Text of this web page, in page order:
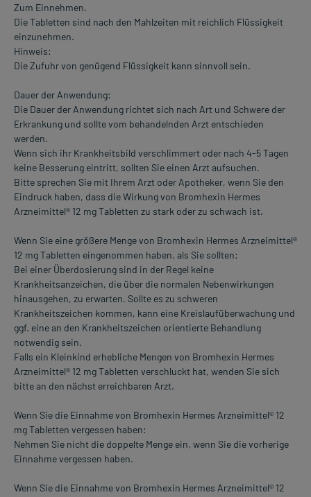
Zum Einnehmen.
Die Tabletten sind nach den Mahlzeiten mit reichlich Flüssigkeit
einzunehmen.
Hinweis:
Die Zufuhr von genügend Flüssigkeit kann sinnvoll sein.
Dauer der Anwendung:
Die Dauer der Anwendung richtet sich nach Art und Schwere der
Erkrankung und sollte vom behandelnden Arzt entschieden
werden.
Wenn sich ihr Krankheitsbild verschlimmert oder nach 4-5 Tagen
keine Besserung eintritt, sollten Sie einen Arzt aufsuchen.
Bitte sprechen Sie mit Ihrem Arzt oder Apotheker, wenn Sie den
Eindruck haben, dass die Wirkung von Bromhexin Hermes
Arzneimittel® 12 mg Tabletten zu stark oder zu schwach ist.
Wenn Sie eine größere Menge von Bromhexin Hermes Arzneimittel®
12 mg Tabletten eingenommen haben, als Sie sollten:
Bei einer Überdosierung sind in der Regel keine
Krankheitsanzeichen, die über die normalen Nebenwirkungen
hinausgehen, zu erwarten. Sollte es zu schweren
Krankheitszeichen kommen, kann eine Kreislaufüberwachung und
ggf. eine an den Krankheitszeichen orientierte Behandlung
notwendig sein.
Falls ein Kleinkind erhebliche Mengen von Bromhexin Hermes
Arzneimittel® 12 mg Tabletten verschluckt hat, wenden Sie sich
bitte an den nächst erreichbaren Arzt.
Wenn Sie die Einnahme von Bromhexin Hermes Arzneimittel® 12
mg Tabletten vergessen haben:
Nehmen Sie nicht die doppelte Menge ein, wenn Sie die vorherige
Einnahme vergessen haben.
Wenn Sie die Einnahme von Bromhexin Hermes Arzneimittel® 12